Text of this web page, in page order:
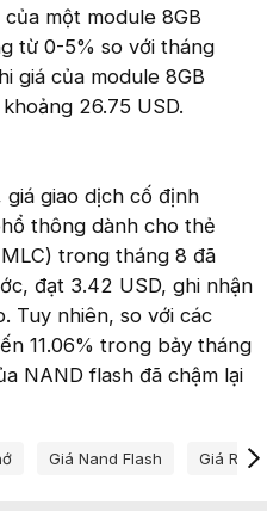
một module 8GB
từ 0-5% so với tháng
giá của module 8GB
26.75 USD.
giao dịch cố định
thông dành cho thẻ
trong tháng 8 đã
đạt 3.42 USD, ghi nhận
Tuy nhiên, so với các
11.06% trong bảy tháng
NAND flash đã chậm lại
Giá Nand Flash Giá Ram